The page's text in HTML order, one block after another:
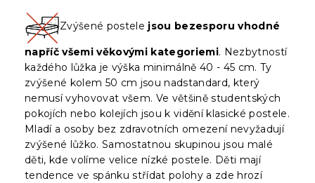
Zvýšené postele jsou bezesporu vhodné
napříč všemi věkovými kategoriemi. Nezbytností
každého lůžka je výška minimálně 40 - 45 cm. Ty
zvýšené kolem 50 cm jsou nadstandard, který
nemusí vyhovovat všem. Ve většině studentských
pokojích nebo kolejích jsou k vidění klasické postele.
Mladí a osoby bez zdravotních omezení nevyžadují
zvýšené lůžko. Samostatnou skupinou jsou malé
děti, kde volíme velice nízké postele. Děti mají
tendence ve spánku střídat polohy a zde hrozí